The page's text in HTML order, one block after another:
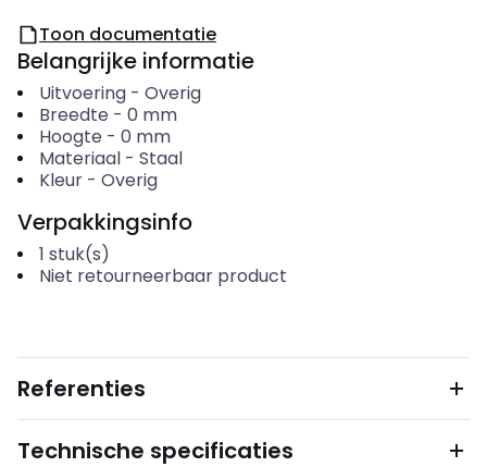
Toon documentatie
Belangrijke informatie
Uitvoering- Overig
Breedte - 0 mm
Hoogte - 0 mm
Materiaal- Staal
Kleur- Overig
Verpakkingsinfo
1 stuk(s)
Niet retourneerbaar product
Referenties
Technische specificaties